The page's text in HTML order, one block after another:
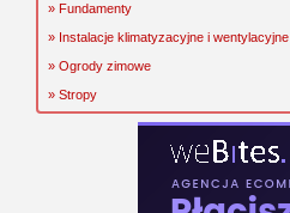
» Fundamenty
» Instalacje klimatyzacyjne i wentylacyjne
» Ogrody zimowe
» Stropy